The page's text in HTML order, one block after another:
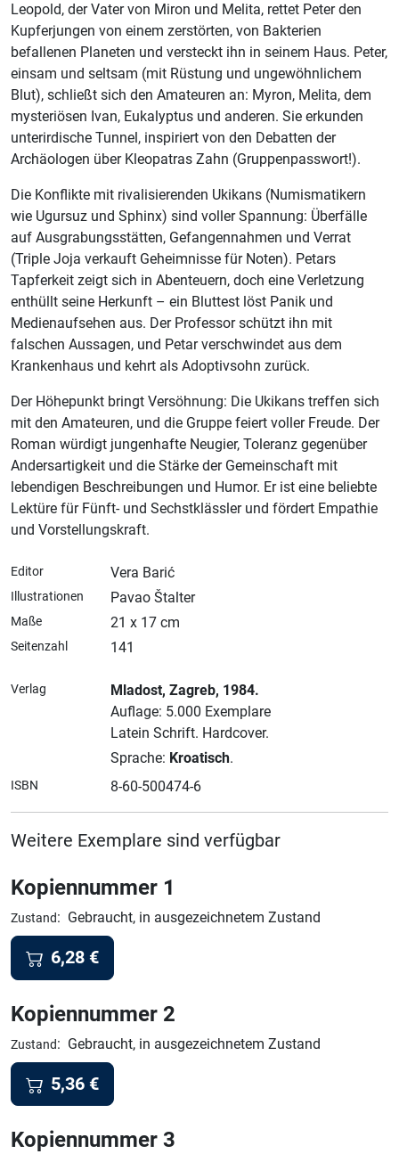
Leopold, der Vater von Miron und Melita, rettet Peter den
Kupferjungen von einem zerstörten, von Bakterien
befallenen Planeten und versteckt ihn in seinem Haus. Peter,
einsam und seltsam (mit Rüstung und ungewöhnlichem
Blut), schließt sich den Amateuren an: Myron, Melita, dem
mysteriösen Ivan, Eukalyptus und anderen. Sie erkunden
unterirdische Tunnel, inspiriert von den Debatten der
Archäologen über Kleopatras Zahn (Gruppenpasswort!).
Die Konflikte mit rivalisierenden Ukikans (Numismatikern
wie Ugursuz und Sphinx) sind voller Spannung: Überfälle
auf Ausgrabungsstätten, Gefangennahmen und Verrat
(Triple Joja verkauft Geheimnisse für Noten). Petars
Tapferkeit zeigt sich in Abenteuern, doch eine Verletzung
enthüllt seine Herkunft – ein Bluttest löst Panik und
Medienaufsehen aus. Der Professor schützt ihn mit
falschen Aussagen, und Petar verschwindet aus dem
Krankenhaus und kehrt als Adoptivsohn zurück.
Der Höhepunkt bringt Versöhnung: Die Ukikans treffen sich
mit den Amateuren, und die Gruppe feiert voller Freude. Der
Roman würdigt jungenhafte Neugier, Toleranz gegenüber
Andersartigkeit und die Stärke der Gemeinschaft mit
lebendigen Beschreibungen und Humor. Er ist eine beliebte
Lektüre für Fünft- und Sechstklässler und fördert Empathie
und Vorstellungskraft.
Editor Vera Barić
Illustrationen Pavao Štalter
Maße 21 x 17 cm
Seitenzahl 141
Verlag Mladost, Zagreb, 1984.
Auflage: 5.000 Exemplare
Latein Schrift. Hardcover.
Sprache: Kroatisch.
ISBN 8-60-500474-6
Weitere Exemplare sind verfügbar
Kopiennummer 1
Zustand: Gebraucht, in ausgezeichnetem Zustand
6,28 €
Kopiennummer 2
Zustand: Gebraucht, in ausgezeichnetem Zustand
5,36 €
Kopiennummer 3